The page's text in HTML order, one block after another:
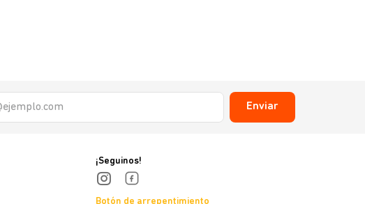
Enviar
¡Seguinos!
Botón de arrepentimiento